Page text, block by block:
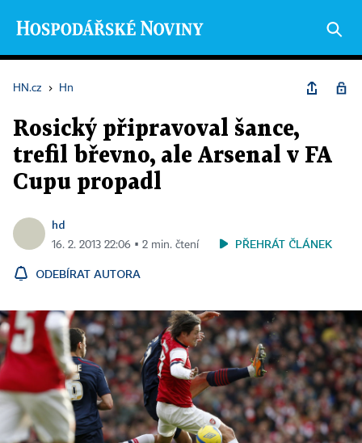
HN.cz › Hn
Rosický připravoval šance,
trefil břevno, ale Arsenal v FA
Cupu propadl
hd
16. 2. 2013 22:06 ▪ 2 min. čtení PŘEHRÁT ČLÁNEK
ODEBÍRAT AUTORA